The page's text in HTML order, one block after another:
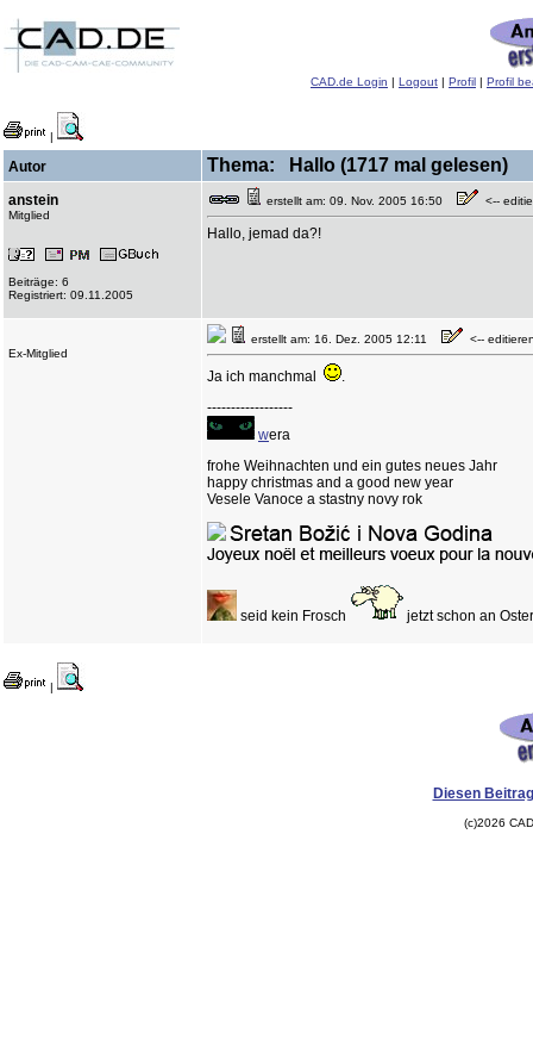
CAD.de Login | Logout | Profil | Profil
|
Autor Thema: Hallo (1717 mal gelesen)
anstein
Mitglied
Beiträge: 6
Registriert: 09.11.2005
erstellt am: 09. Nov. 2005 16:50 <--
Hallo, jemad da?!
Ex-Mitglied
erstellt am: 16. Dez. 2005 12:11 <--
Ja ich manchmal
.
------------------
wera
frohe Weihnachten und ein gutes neues Jahr
happy christmas and a good new year
Vesele Vanoce a stastny novy rok
seid kein Frosch jetzt schon an
|
Diesen
(c)2026